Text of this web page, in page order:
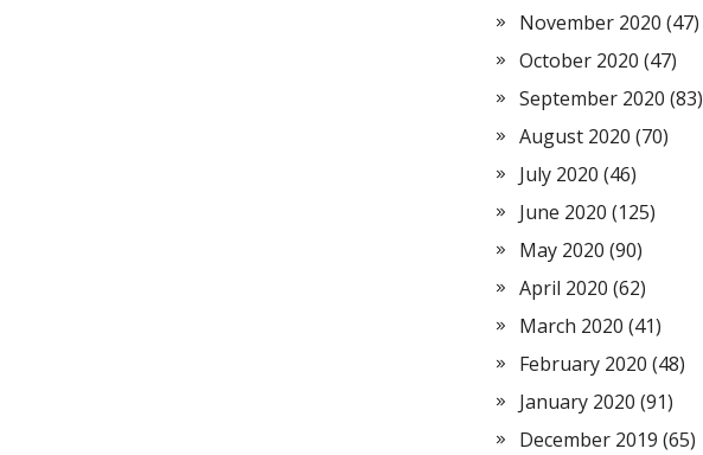
November 2020 (47)
October 2020 (47)
September 2020 (83)
August 2020 (70)
July 2020 (46)
June 2020 (125)
May 2020 (90)
April 2020 (62)
March 2020 (41)
February 2020 (48)
January 2020 (91)
December 2019 (65)